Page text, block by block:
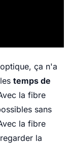
ça n'a
temps de
la fibre
sans
la fibre
la